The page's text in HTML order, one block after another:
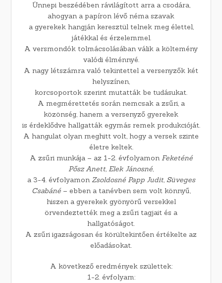
Ünnepi beszédében rávilágított arra a csodára,
ahogyan a papíron lévő néma szavak
a gyerekek hangján keresztül telnek meg élettel,
játékkal és érzelemmel.
A versmondók tolmácsolásában válik a költemény
valódi élménnyé.
A nagy létszámra való tekintettel a versenyzők két
helyszínen,
korcsoportok szerint mutatták be tudásukat.
A megmérettetés során nemcsak a zsűri, a
közönség, hanem a versenyző gyerekek
is érdeklődve hallgatták egymás remek produkcióját.
A hangulat olyan meghitt volt, hogy a versek szinte
életre keltek.
A zsűri munkája – az 1-2. évfolyamon Feketéné
Pősz Anett, Elek Jánosné,
a 3-4. évfolyamon Zsoldosné Papp Judit, Süveges
Csabáné– ebben a tanévben sem volt könnyű,
hiszen a gyerekek gyönyörű versekkel
örvendeztették meg a zsűri tagjait és a
hallgatóságot.
A zsűri igazságosan és körültekintően értékelte az
előadásokat.
A következő eredmények születtek:
1-2. évfolyam: